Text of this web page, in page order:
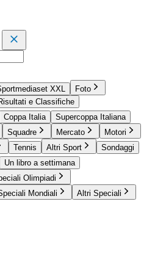
XXL
Foto
e Classifiche
Coppa Italia
Supercoppa Italiana
Squadre Mercato
Motori
Tennis Altri Sport
Sondaggi
Un libro a settimana
Olimpiadi
Mondiali Altri Speciali